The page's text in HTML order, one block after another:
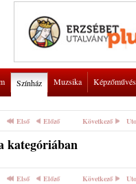
Színház Muzsika
Első Előző Következő
kategóriában
Első Előző Következő